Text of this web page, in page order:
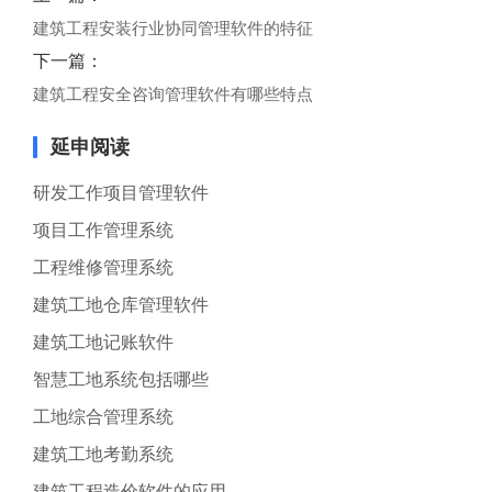
建筑工程安装行业协同管理软件的特征
下一篇：
建筑工程安全咨询管理软件有哪些特点
延申阅读
研发工作项目管理软件
项目工作管理系统
工程维修管理系统
建筑工地仓库管理软件
建筑工地记账软件
智慧工地系统包括哪些
工地综合管理系统
建筑工地考勤系统